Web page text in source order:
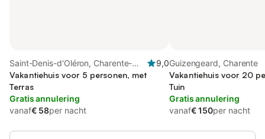
Saint-Denis-d'Oléron, Charente-
Maritime
9,0
Vakantiehuis voor 5 personen, met
Terras
Gratis annulering
vanaf€ 58per nacht
Guizengeard, Charente
Vakantiehuis voor 20
Tuin
Gratis annulering
vanaf€ 150per nacht